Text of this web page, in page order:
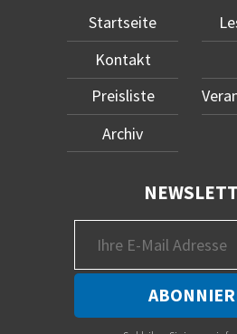
Startseite
Kontakt
Preisliste
Archiv